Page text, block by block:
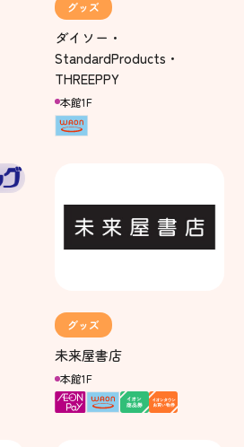
グッズ
ダイソー・
StandardProducts・
THREEPPY
本館1F
グッズ
未来屋書店
本館1F